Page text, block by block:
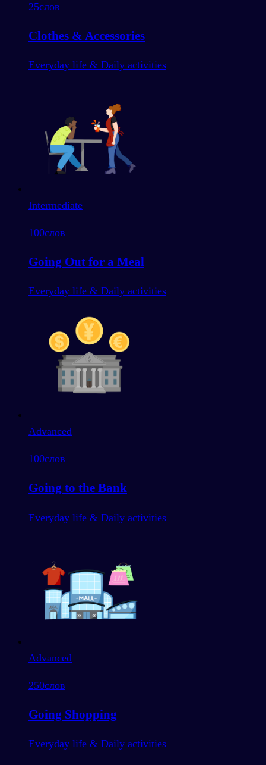
25слов
Clothes & Accessories
Everyday life & Daily activities
Intermediate
100слов
Going Out for a Meal
Everyday life & Daily activities
Advanced
100слов
Going to the Bank
Everyday life & Daily activities
Advanced
250слов
Going Shopping
Everyday life & Daily activities